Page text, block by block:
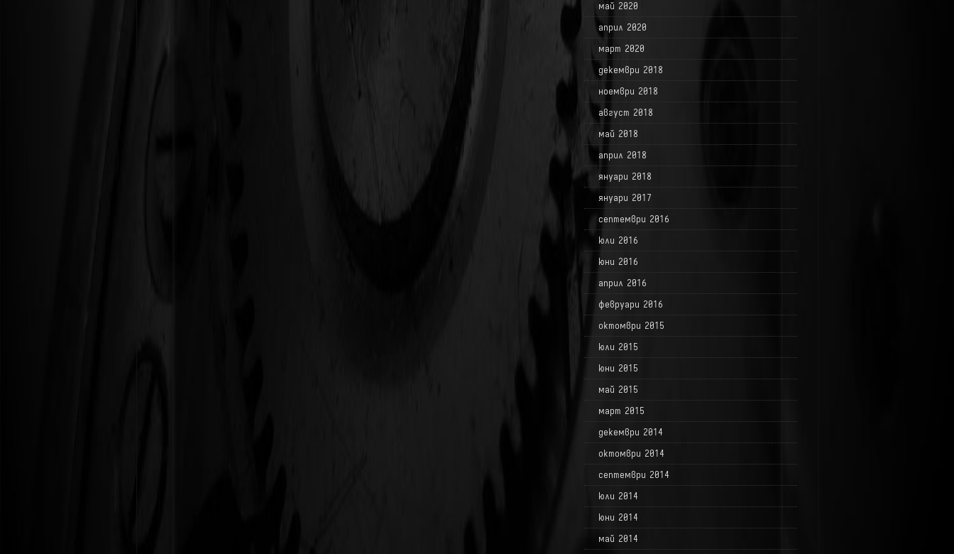
май 2020
април 2020
март 2020
декември 2018
ноември 2018
август 2018
май 2018
април 2018
януари 2018
януари 2017
септември 2016
юли 2016
юни 2016
април 2016
февруари 2016
октомври 2015
юли 2015
юни 2015
май 2015
март 2015
декември 2014
октомври 2014
септември 2014
юли 2014
юни 2014
май 2014